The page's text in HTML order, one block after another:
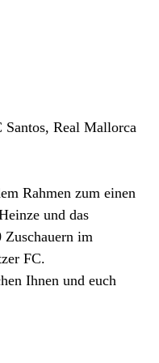
Real Mallorca
Rahmen zum einen
und das
Zuschauern im
FC.
Ihnen und euch